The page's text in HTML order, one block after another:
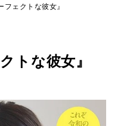
フェクトな彼女』
トな彼女』